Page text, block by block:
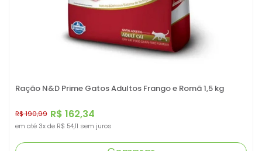
Ração N&D Prime Gatos Adultos Frango e Romã 1,5 kg
R$ 162,34
R$ 190,99
em até 3x de R$ 54,11 sem juros